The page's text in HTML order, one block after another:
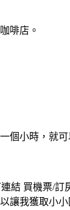
啡店。
個小時，就
結 買機票/訂
讓我獲取小小